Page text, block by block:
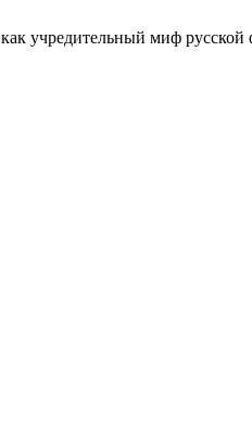
учредительный миф